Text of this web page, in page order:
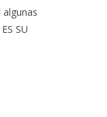
SU